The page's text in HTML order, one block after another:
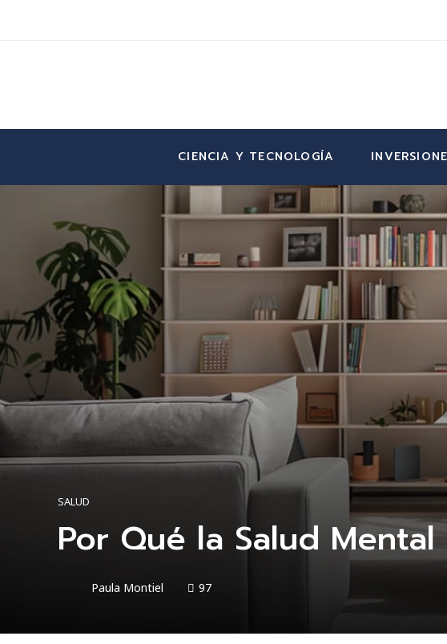
CIENCIA Y TECNOLOGÍA
SALUD
Por Qué la Salud
Paula Montiel 97